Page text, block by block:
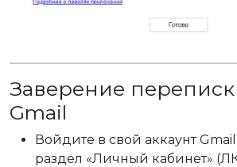
Заверение
Gmail
Войдите в свой аккаунт
раздел «Личный кабинет»